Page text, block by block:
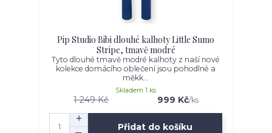
Pip Studio Bibi dlouhé kalhoty Little Sumo
Stripe, tmavě modré
Tyto dlouhé tmavě modré kalhoty z naší nové
kolekce domácího oblečení jsou pohodlné a
měkk...
1 249 Kč 999 Kč/ks
Skladem 1 ks
Přidat do košíku